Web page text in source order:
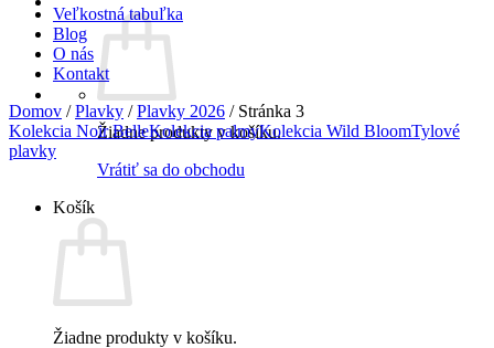
Žiadne produkty v košíku.
Vrátiť sa do obchodu
Košík
Žiadne produkty v košíku.
Veľkostná tabuľka
Blog
O nás
Kontakt
Domov / Plavky / Plavky 2026 /Stránka 3
Kolekcia Noir BelleKolekcia palmyKolekcia Wild BloomTylové
plavky